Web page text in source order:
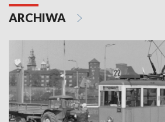
ARCHIWA